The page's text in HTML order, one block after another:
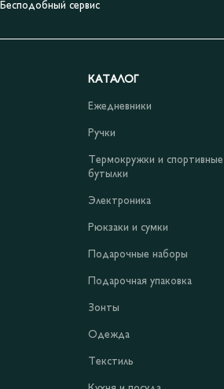
Бесподобный сервис
КАТАЛОГ
Ежедневники
Ручки
Термокружки и спортивные
бутылки
Электроника
Рюкзаки и сумки
Подарочные наборы
Подарочная упаковка
Зонты
Одежда
Текстиль